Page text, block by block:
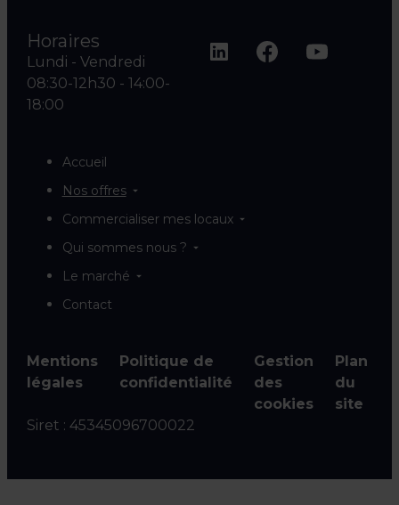
Horaires
Lundi - Vendredi
08:30-12h30 - 14:00-
18:00
Accueil
Nos offres
Commercialiser mes locaux
Qui sommes nous ?
Le marché
Contact
Mentions
légales
Politique de
confidentialité
Gestion
des
cookies
Plan
du
site
Siret : 45345096700022